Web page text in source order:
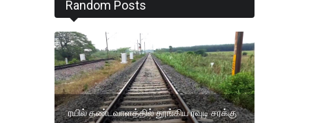
Random Posts
ரயில் தண்டவாளத்தில் தூங்கிய ரவுடி சரக்கு